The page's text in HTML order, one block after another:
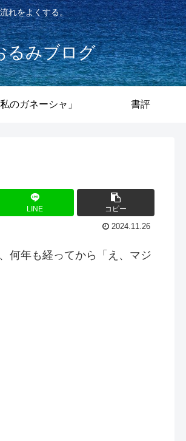
流れをよくする。
るみブログ
私のガネーシャ」 書評
LINE コピー
2024.11.26
何年も経ってから「え、マジ